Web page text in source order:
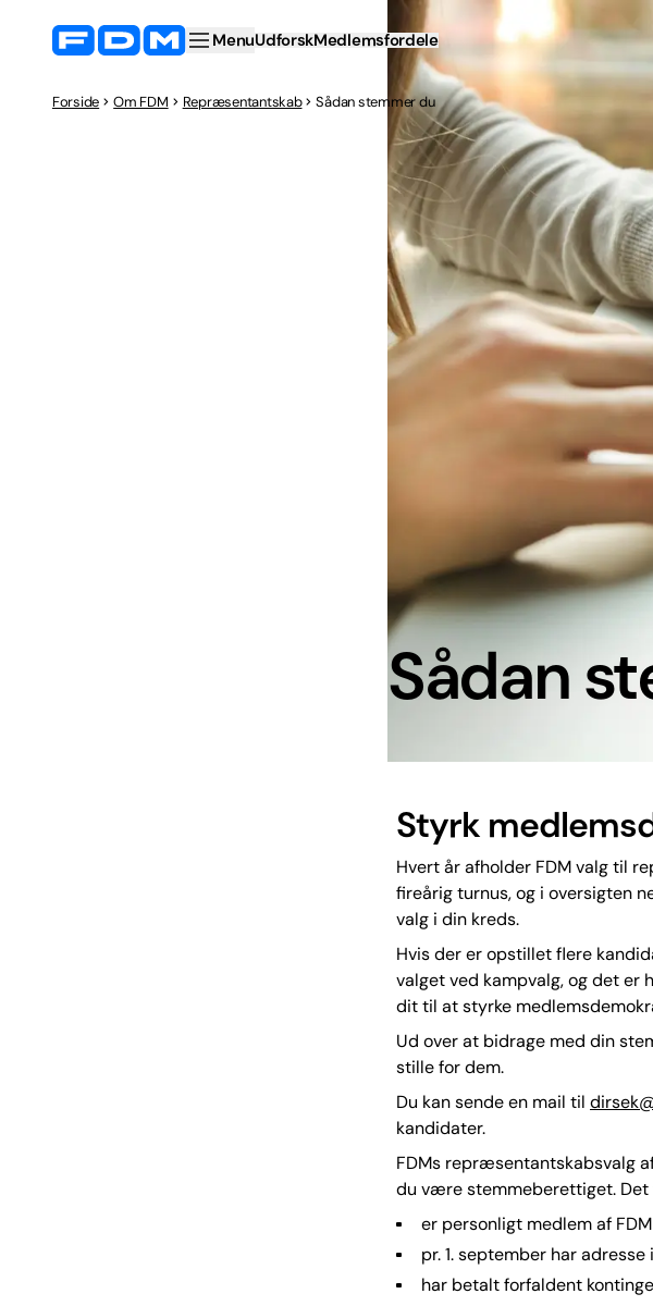
MenuUdforskMedlemsfordele
Sådan
Forside Om FDM Repræsentantskab Sådan stemmer du
Styrk
Hvert år afholder FDM valg til
fireårig turnus, og i oversigten
valg i din kreds.
Hvis der er opstillet flere
valget ved kampvalg, og det er
dit til at styrke
Ud over at bidrage med din
stille for dem.
Du kan sende en mail til
kandidater.
FDMs repræsentantskabsvalg
du være stemmeberettiget. Det
er personligt medlem af
pr. 1. september har
har betalt forfaldent